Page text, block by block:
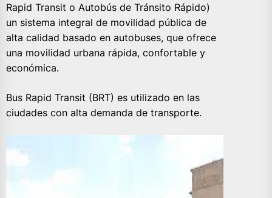
Rapid Transit o Autobús de Tránsito Rápido)
un sistema integral de movilidad pública de
alta calidad basado en autobuses, que ofrece
una movilidad urbana rápida, confortable y
económica.
Bus Rapid Transit (BRT) es utilizado en las
ciudades con alta demanda de transporte.